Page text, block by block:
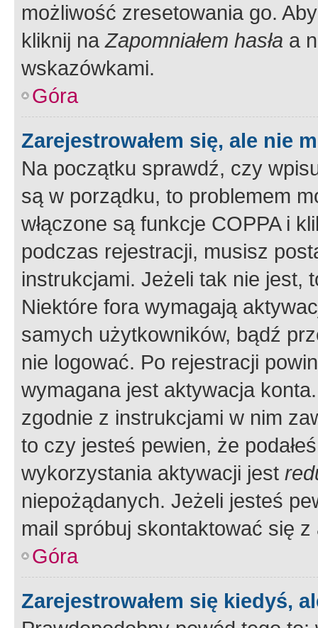
możliwość zresetowania go.
kliknij naZapomniałem hasła a
wskazówkami.
Góra
Zarejestrowałem się, ale nie
Na początku sprawdź, czy
są w porządku, to problemem
włączone są funkcje COPPA i
podczas rejestracji, musisz
instrukcjami. Jeżeli tak nie jest,
Niektóre fora wymagają
samych użytkowników, bądź
nie logować. Po rejestracji
wymagana jest aktywacja
zgodnie z instrukcjami w nim
to czy jesteś pewien, że
wykorzystania aktywacji jest
niepożądanych. Jeżeli jesteś
mail spróbuj skontaktować się
Góra
Zarejestrowałem się kiedyś,